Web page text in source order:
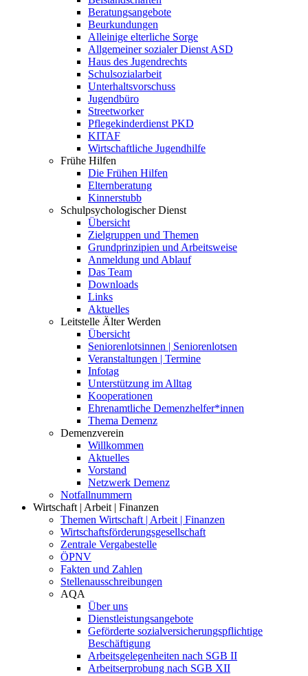
Beratungsangebote
Beurkundungen
Alleinige elterliche Sorge
Allgemeiner sozialer Dienst ASD
Haus des Jugendrechts
Schulsozialarbeit
Unterhaltsvorschuss
Jugendbüro
Streetworker
Pflegekinderdienst PKD
KITAF
Wirtschaftliche Jugendhilfe
Frühe Hilfen
Die Frühen Hilfen
Elternberatung
Kinnerstubb
Schulpsychologischer Dienst
Übersicht
Zielgruppen und Themen
Grundprinzipien und Arbeitsweise
Anmeldung und Ablauf
Das Team
Downloads
Links
Aktuelles
Leitstelle Älter Werden
Übersicht
Seniorenlotsinnen | Seniorenlotsen
Veranstaltungen | Termine
Infotag
Unterstützung im Alltag
Kooperationen
Ehrenamtliche Demenzhelfer*innen
Thema Demenz
Demenzverein
Willkommen
Aktuelles
Vorstand
Netzwerk Demenz
Notfallnummern
Wirtschaft | Arbeit | Finanzen
Themen Wirtschaft | Arbeit | Finanzen
Wirtschaftsförderungsgesellschaft
Zentrale Vergabestelle
ÖPNV
Fakten und Zahlen
Stellenausschreibungen
AQA
Über uns
Dienstleistungsangebote
Geförderte sozialversicherungspflichtige
Beschäftigung
Arbeitsgelegenheiten nach SGB II
Arbeitserprobung nach SGB XII